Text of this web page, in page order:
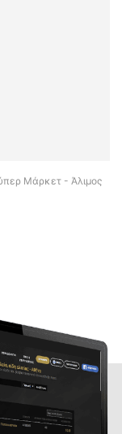
Μάρκετ - Άλιμος